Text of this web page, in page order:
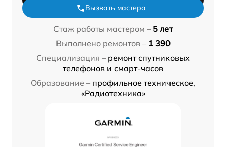
Вызвать мастера
Стаж работы мастером – 5 лет
Выполнено ремонтов – 1 390
Специализация – ремонт спутниковых
телефонов и смарт-часов
Образование – профильное техническое,
«Радиотехника»